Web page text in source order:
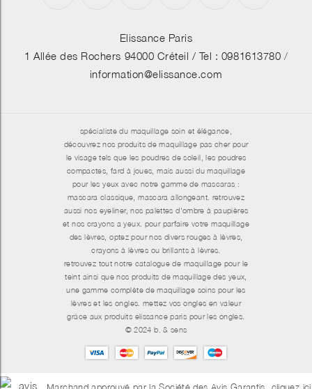
Elissance Paris
1 Allée des Rochers 94000 Créteil / Tel : 0981613780 /
information@elissance.com
spécialiste du maquillage soin et élégance,
découvrez nos produits de maquillage pas cher pour
le visage tels que les poudres de soleil, les poudres
compactes, fard à joues, mais aussi du maquillage
pour les yeux avec notre gamme de mascaras :
mascara classique, mascara allongeant. retrouvez
aussi nos eyeliner, nos palettes d'ombre à paupières
et nos crayons a yeux. pour parfaire votre maquillage
des lèvres, optez pour nos divers rouges à lèvres,
crayons à lèvres ou brillants à lèvres.
retrouvez tout notre catalogue de maquillage pour le
teint ainsi que nos produits de maquillage des yeux,
une gamme complète de maquillage soins pour les
lèvres et les ongles. mettez vos ongles en valeur
grâce aux produits elissance paris pour les ongles.
© 2024 b. & sens